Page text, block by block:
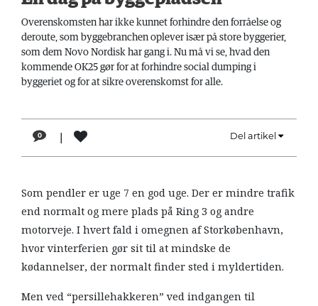
LÆSER
TIL
LÆSER
NAVNE
TEORI
OM
Overenskomsten har ikke kunnet forhindre den forråelse og
deroute, som byggebranchen oplever især på store byggerier,
som dem Novo Nordisk har gang i. Nu må vi se, hvad den
kommende OK25 gør for at forhindre social dumping i
byggeriet og for at sikre overenskomst for alle.
0 Del artikel
Som pendler er uge 7 en god uge. Der er mindre trafik
end normalt og mere plads på Ring 3 og andre
motorveje. I hvert fald i omegnen af Storkøbenhavn,
hvor vinterferien gør sit til at mindske de
kødannelser, der normalt finder sted i myldertiden.
Men ved “persillehakkeren” ved indgangen til